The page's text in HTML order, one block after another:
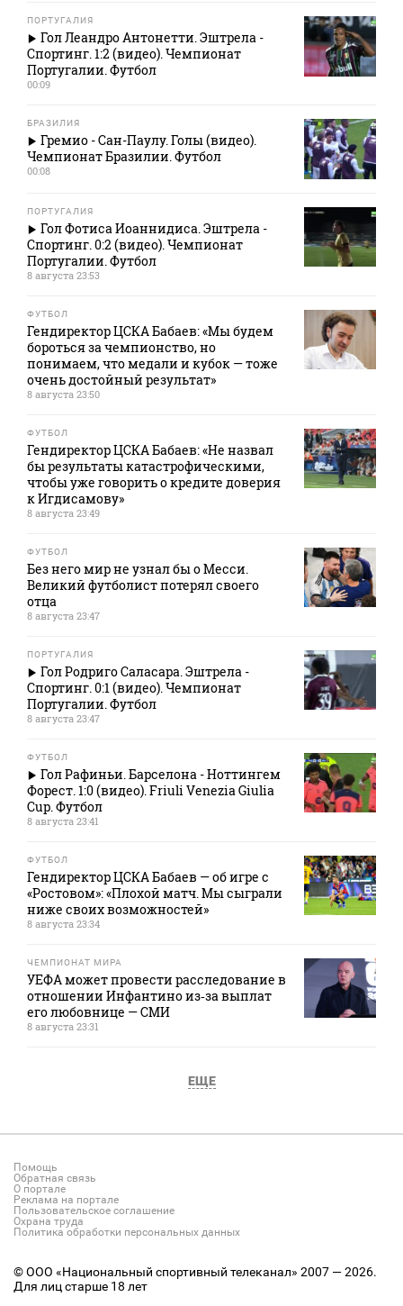
ПОРТУГАЛИЯ
Гол Леандро Антонетти. Эштрела -
Спортинг. 1:2 (видео). Чемпионат
Португалии. Футбол
00:09
БРАЗИЛИЯ
Гремио - Сан-Паулу. Голы (видео).
Чемпионат Бразилии. Футбол
00:08
ПОРТУГАЛИЯ
Гол Фотиса Иоаннидиса. Эштрела -
Спортинг. 0:2 (видео). Чемпионат
Португалии. Футбол
8 августа 23:53
ФУТБОЛ
Гендиректор ЦСКА Бабаев: «Мы будем
бороться за чемпионство, но
понимаем, что медали и кубок — тоже
очень достойный результат»
8 августа 23:50
ФУТБОЛ
Гендиректор ЦСКА Бабаев: «Не назвал
бы результаты катастрофическими,
чтобы уже говорить о кредите доверия
к Игдисамову»
8 августа 23:49
ФУТБОЛ
Без него мир не узнал бы о Месси.
Великий футболист потерял своего
отца
8 августа 23:47
ПОРТУГАЛИЯ
Гол Родриго Саласара. Эштрела -
Спортинг. 0:1 (видео). Чемпионат
Португалии. Футбол
8 августа 23:47
ФУТБОЛ
Гол Рафиньи. Барселона - Ноттингем
Форест. 1:0 (видео). Friuli Venezia Giulia
Cup. Футбол
8 августа 23:41
ФУТБОЛ
Гендиректор ЦСКА Бабаев — об игре с
«Ростовом»: «Плохой матч. Мы сыграли
ниже своих возможностей»
8 августа 23:34
ЧЕМПИОНАТ МИРА
УЕФА может провести расследование в
отношении Инфантино из‑за выплат
его любовнице — СМИ
8 августа 23:31
ЕЩЕ
Помощь
Обратная связь
О портале
Реклама на портале
Пользовательское соглашение
Охрана труда
Политика обработки персональных данных
© ООО «Национальный спортивный телеканал» 2007 — 2026.
Для лиц старше 18 лет